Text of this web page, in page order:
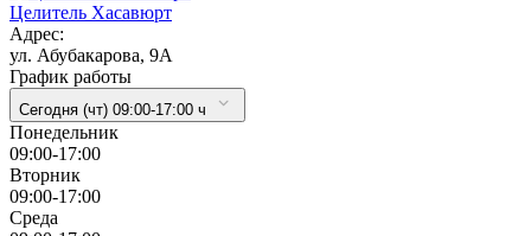
Целитель Хасавюрт
Адрес:
ул. Абубакарова, 9А
График работы
Сегодня (чт) 09:00-17:00 ч
Понедельник
09:00-17:00
Вторник
09:00-17:00
Cреда